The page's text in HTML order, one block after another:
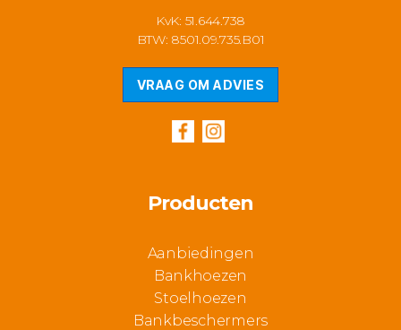
KvK: 51.644.738
BTW: 8501.09.735.B01
VRAAG OM ADVIES
Producten
Aanbiedingen
Bankhoezen
Stoelhoezen
Bankbeschermers